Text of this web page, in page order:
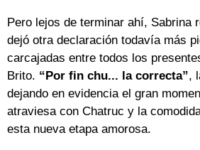
Pero lejos de terminar ahí, Sabrina
dejó otra declaración todavía más
carcajadas entre todos los
Brito. “Por fin chu... la correcta”,
dejando en evidencia el gran
atraviesa con Chatruc y la
esta nueva etapa amorosa.